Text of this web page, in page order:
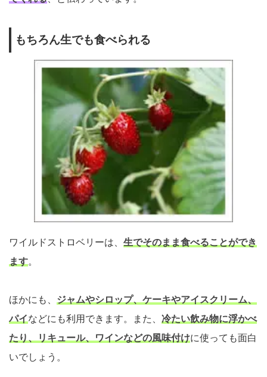
もちろん生でも食べられる
ワイルドストロベリーは、 生でそのまま食べることができ
ます。
ほかにも、 ジャムやシロップ、ケーキやアイスクリーム、
パイなどにも利用できます。また、 冷たい飲み物に浮かべ
たり、リキュール、ワインなどの風味付けに使っても面白
いでしょう。